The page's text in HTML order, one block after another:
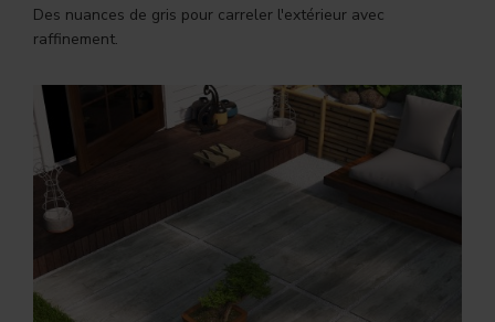
Des nuances de gris pour carreler l'extérieur avec
raffinement.